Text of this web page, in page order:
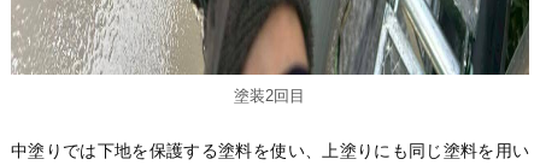
塗装2回目
中塗りでは下地を保護する塗料を使い、上塗りにも同じ塗料を用い